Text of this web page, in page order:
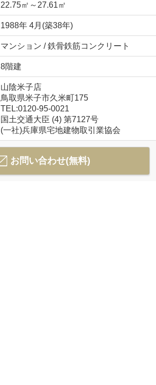
22.75㎡～27.61㎡
1988年 4月(築38年)
マンション / 鉄骨鉄筋コンクリート
8階建
山陰米子店
鳥取県米子市久米町175
TEL:0120-95-0021
国土交通大臣 (4) 第7127号
(一社)兵庫県宅地建物取引業協会
お問い合わせ(無料)